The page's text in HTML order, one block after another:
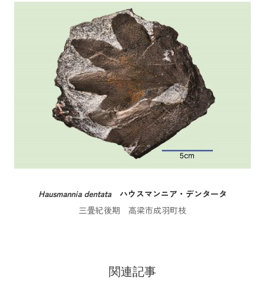
Hausmannia dentataハウスマンニア・デンタータ
三畳紀後期 高梁市成羽町枝
関連記事